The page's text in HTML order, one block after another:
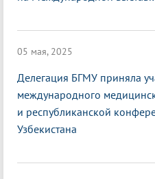
05 мая, 2025
Делегация БГМУ приняла
международного
и республиканской
Узбекистана